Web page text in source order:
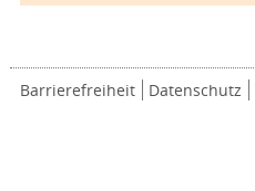
Barrierefreiheit Datenschutz